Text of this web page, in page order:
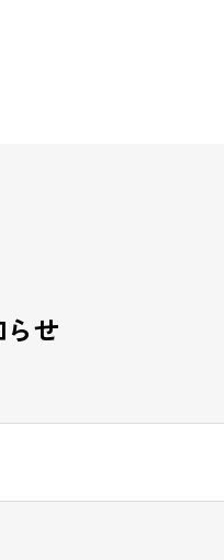
せ